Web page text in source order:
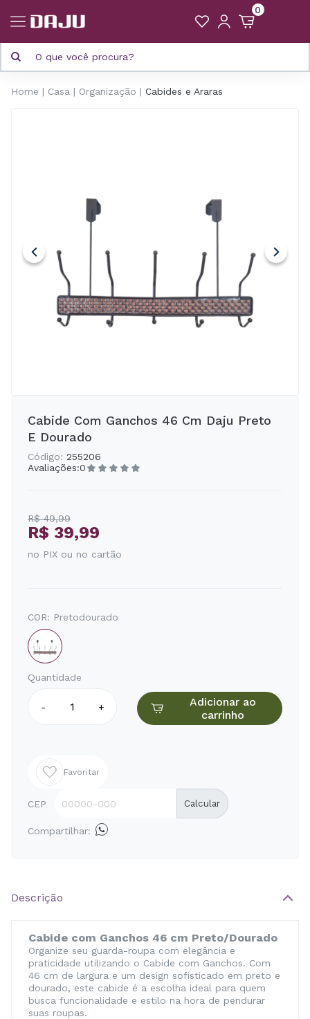
0
Home Casa Organização Cabides e Araras
Cabide Com Ganchos 46 Cm Daju Preto
E Dourado
Código: 255206
Avaliações:0
R$ 49,99
R$ 39,99
no PIX ou no cartão
COR: Pretodourado
Quantidade
- +
Adicionar ao
carrinho
Favoritar
CEP Calcular
Compartilhar:
Descrição
Cabide com Ganchos 46 cm Preto/Dourado
Organize seu guarda-roupa com elegância e
praticidade utilizando o Cabide com Ganchos. Com
46 cm de largura e um design sofisticado em preto e
dourado, este cabide é a escolha ideal para quem
busca funcionalidade e estilo na hora de pendurar
suas roupas.